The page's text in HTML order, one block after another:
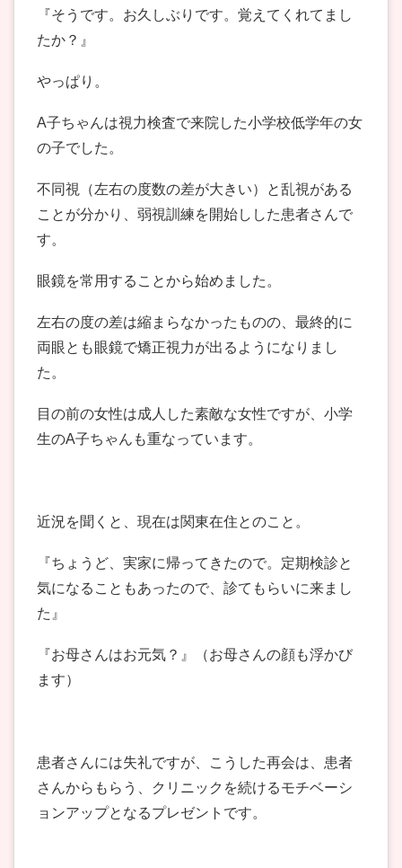
『そうです。お久しぶりです。覚えてくれてまし
たか？』
やっぱり。
A子ちゃんは視力検査で来院した小学校低学年の女
の子でした。
不同視（左右の度数の差が大きい）と乱視がある
ことが分かり、弱視訓練を開始しした患者さんで
す。
眼鏡を常用することから始めました。
左右の度の差は縮まらなかったものの、最終的に
両眼とも眼鏡で矯正視力が出るようになりまし
た。
目の前の女性は成人した素敵な女性ですが、小学
生のA子ちゃんも重なっています。
近況を聞くと、現在は関東在住とのこと。
『ちょうど、実家に帰ってきたので。定期検診と
気になることもあったので、診てもらいに来まし
た』
『お母さんはお元気？』（お母さんの顔も浮かび
ます）
患者さんには失礼ですが、こうした再会は、患者
さんからもらう、クリニックを続けるモチベーシ
ョンアップとなるプレゼントです。